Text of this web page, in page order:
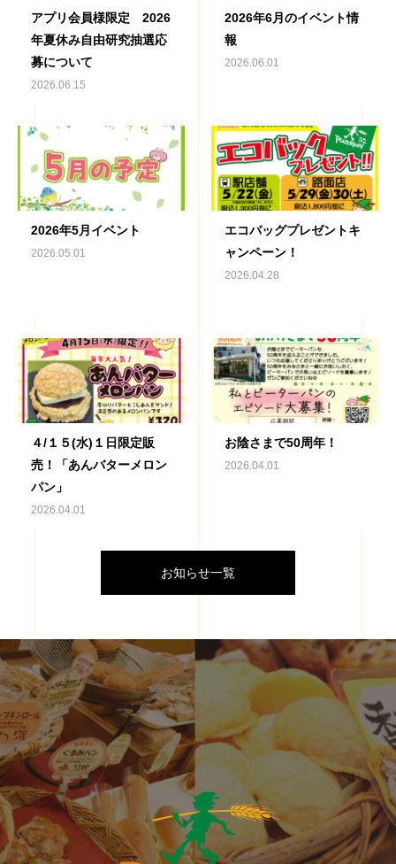
アプリ会員様限定 2026
年夏休み自由研究抽選応
募について
2026.06.15
2026年6月のイベント情
報
2026.06.01
2026年5月イベント
2026.05.01
エコバッグプレゼントキ
ャンペーン！
2026.04.28
４/１５(水)１日限定販
売！「あんバターメロン
パン」
2026.04.01
お陰さまで50周年！
2026.04.01
お知らせ一覧